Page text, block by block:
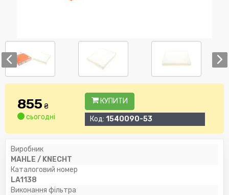
855₴
сьогодні
КУПИТИ
Код: 1540090-53
Виробник
MAHLE / KNECHT
Каталоговий номер
LA1138
Виконання фільтра